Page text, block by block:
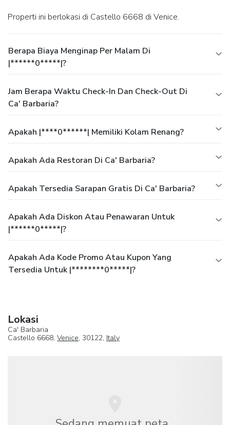
Properti ini berlokasi di Castello 6668 di Venice.
Berapa Biaya Menginap Per Malam Di
|******0*****|?
Jam Berapa Waktu Check-In Dan Check-Out Di
Ca' Barbaria?
Apakah |****0******| Memiliki Kolam Renang?
Apakah Ada Restoran Di Ca' Barbaria?
Apakah Tersedia Sarapan Gratis Di Ca' Barbaria?
Apakah Ada Diskon Atau Penawaran Untuk
|******0*****|?
Apakah Ada Kode Promo Atau Kupon Yang
Tersedia Untuk |********0*****|?
Lokasi
Ca' Barbaria
Castello 6668, Venice, 30122, Italy